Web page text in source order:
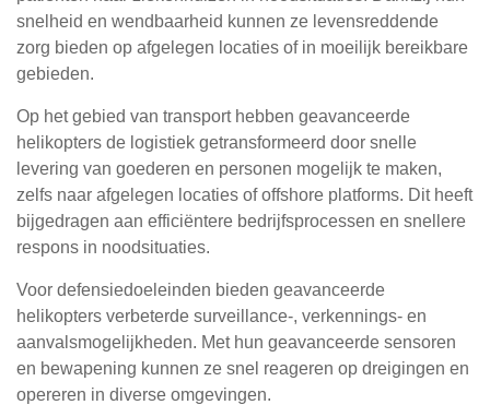
snelheid en wendbaarheid kunnen ze levensreddende
zorg bieden op afgelegen locaties of in moeilijk bereikbare
gebieden.
Op het gebied van transport hebben geavanceerde
helikopters de logistiek getransformeerd door snelle
levering van goederen en personen mogelijk te maken,
zelfs naar afgelegen locaties of offshore platforms. Dit heeft
bijgedragen aan efficiëntere bedrijfsprocessen en snellere
respons in noodsituaties.
Voor defensiedoeleinden bieden geavanceerde
helikopters verbeterde surveillance-, verkennings- en
aanvalsmogelijkheden. Met hun geavanceerde sensoren
en bewapening kunnen ze snel reageren op dreigingen en
opereren in diverse omgevingen.